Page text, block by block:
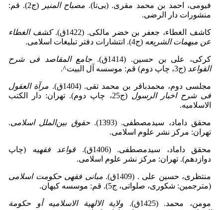
فیومی، احمد بن محمد مقری‌. (بی‌تا‌). مصباح المنیر
(ج2). قم:
منشورات دار الرضی.
کاشف الغطاء، جعفر بن خضر مالکی‌. (1422ق).
کشف الغطاء
عن مبهمات الشریعه (ج4). انتشارات دفتر تبلیغات اسلامی.
کرکی، علی بن حسین‌. (1414‌ق).
جامع المقاصد فی شرح
القواعد (ج3‌، چاپ دوم) قم: موسسه آل البیت^.
مجلسی دوم، محمدباقر بن محمد تقی. (1404ق).
مرآة العقول
فی شرح اخبار الرسول
(ج25‌، چاپ دوم). تهران: دار الکتب
الاسلامیه.
محقق داماد، سیدمصطفی‌. (1393). حقوق بین‌الملل اسلامی.
تهران: مرکز نشر علوم اسلامی.
محقق داماد، سیدمصطفی‌. (1406ق). قواعد فقهیه (چاپ
دوازدهم). تهران: مرکز نشر علوم اسلامی‌.
منتظری، حسین علی ‌. (1409ق).
مبانی فقهی حکومت اسلامی
(مترجمین: شکوری، صلواتی، ج5‌). قم: موسسه کیهان.
مومن، محمد‌. (1425‌ق).
ولایة الالهیة الاسلامیه أو حکومة